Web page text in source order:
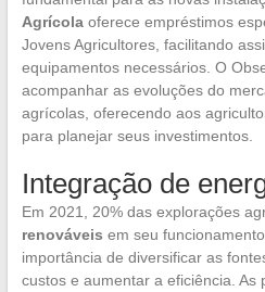
Agrícolaoferece empréstimos
Jovens Agricultores, facilitando
equipamentos necessários. O
acompanhar as evoluções do
agrícolas, oferecendo aos
para planejar seus investimentos.
Integração de
Em 2021, 20% das explorações
renováveis em seu
importância de diversificar as
custos e aumentar a eficiência. As